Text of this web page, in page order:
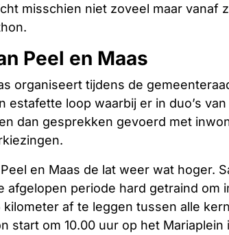
misschien niet zoveel maar vanaf
Peel en Maas
organiseert tijdens de
estafette loop waarbij er in duo’s
dan gesprekken gevoerd met
en Maas de lat weer wat hoger.
afgelopen periode hard getraind om
kilometer af te leggen tussen alle
start om 10.00 uur op het